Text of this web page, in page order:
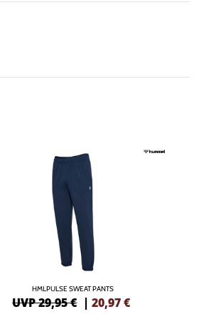
HMLPULSE SWEAT PANTS
UVP 29,95 € |20,97€